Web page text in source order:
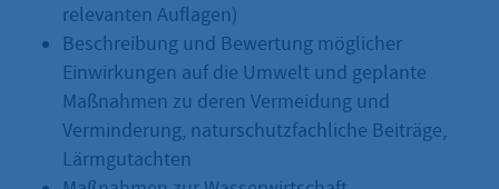
relevanten Auflagen)
Beschreibung und Bewertung möglicher
Einwirkungen auf die Umwelt und geplante
Maßnahmen zu deren Vermeidung und
Verminderung, naturschutzfachliche Beiträge,
Lärmgutachten